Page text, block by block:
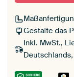
Gestalte das
Inkl. MwSt.,